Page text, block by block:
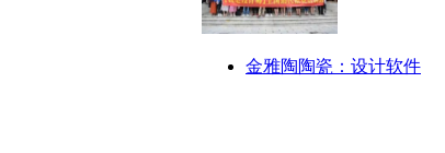
金雅陶陶瓷：设计软件